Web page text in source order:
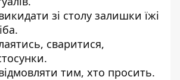
зі столу залишки їжі
сваритися,
тим, хто просить.